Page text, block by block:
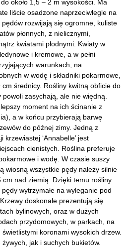
około 1,5 – 2 m wysokości. Ma
liście osadzone naprzeciwlegle na
rozwijają się ogromne, kuliste
płonnych, z nielicznymi,
kwiatami płodnymi. Kwiaty w
i kremowe, a w pełni
warunkach, na
w wodę i składniki pokarmowe,
średnicy. Rośliny kwitną obficie do
zasychają, ale nie więdną.
moment na ich ścinanie z
a w końcu przybierają barwę
do późnej zimy. Jedną z
‘Annabelle’ jest
cienistych. Roślina preferuje
i wodę. W czasie suszy
wiosną wszystkie pędy należy silnie
nad ziemią. Dzięki temu rośliny
wytrzymałe na wyleganie pod
doskonale prezentują się
bylinowych, oraz w dużych
przydomowych, w parkach, na
koronami wysokich drzew.
jak i suchych bukietów.